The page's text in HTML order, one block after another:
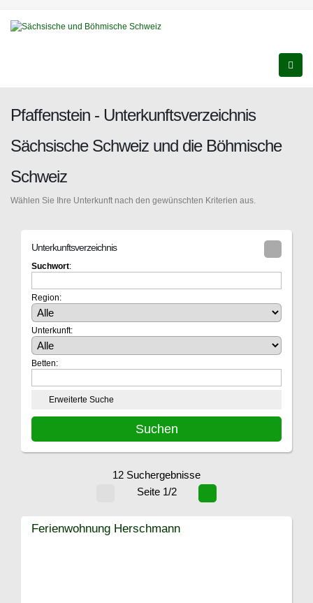
Pfaffenstein - Unterkunftsverzeichnis
Sächsische Schweiz und die Böhmische
Schweiz
Wählen Sie Ihre Unterkunft nach den gewünschten Kriterien aus.
Unterkunftsverzeichnis
Suchwort:
Region:
Unterkunft:
Betten:
Erweiterte Suche
12 Suchergebnisse
Seite 1/2
Ferienwohnung Herschmann